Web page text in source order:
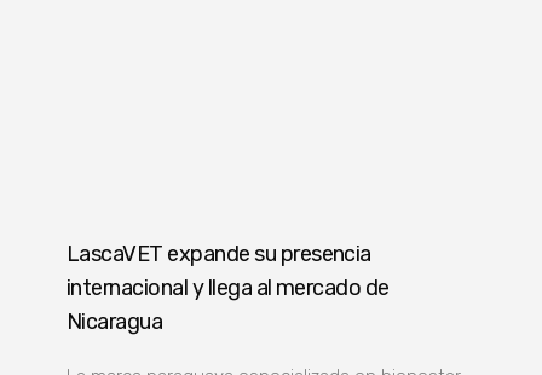
LascaVET expande su presencia
internacional y llega al mercado de
Nicaragua